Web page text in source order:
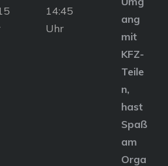
14:45
Uhr
ang
mit
KFZ-
Teile
n,
hast
Spaß
am
Orga